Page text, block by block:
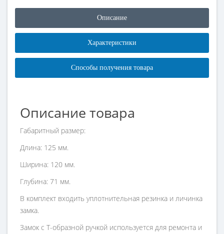
Описание
Характеристики
Способы получения товара
Описание товара
Габаритный размер:
Длина: 125 мм.
Ширина: 120 мм.
Глубина: 71 мм.
В комплект входить уплотнительная резинка и личинка
замка.
Замок с Т-образной ручкой используется для ремонта и